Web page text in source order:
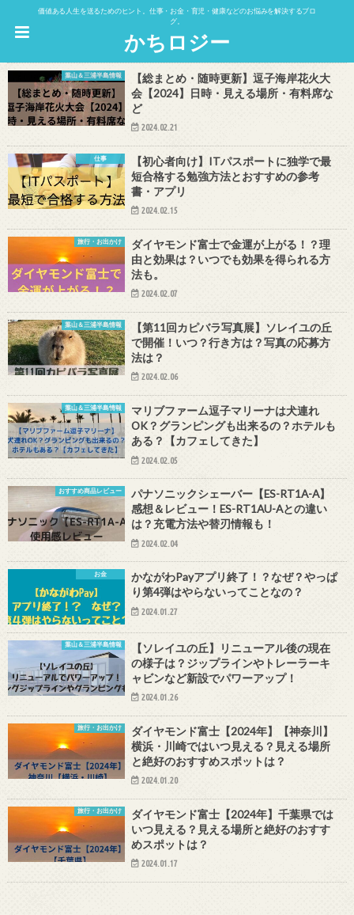
価値ある人生を送るためのヒント。仕事・お金・育児・健康などのお悩みを解決するブロ
グ。
かちロジー
葉山＆三浦半島情報
【総まとめ・随時更新】逗子海岸花火大
会【2024】日時・見える場所・有料席な
ど
2024.02.21
仕事
【初心者向け】ITパスポートに独学で最
短合格する勉強方法とおすすめの参考
書・アプリ
2024.02.15
旅行・お出かけ
ダイヤモンド富士で金運が上がる！？理
由と効果は？いつでも効果を得られる方
法も。
2024.02.07
葉山＆三浦半島情報
【第11回カピバラ写真展】ソレイユの丘
で開催！いつ？行き方は？写真の応募方
法は？
2024.02.06
葉山＆三浦半島情報
マリブファーム逗子マリーナは犬連れ
OK？グランピングも出来るの？ホテルも
ある？【カフェしてきた】
2024.02.05
おすすめ商品レビュー
パナソニックシェーバー【ES-RT1A-A】
感想＆レビュー！ES-RT1AU-Aとの違い
は？充電方法や替刃情報も！
2024.02.04
お金
かながわPayアプリ終了！？なぜ？やっぱ
り第4弾はやらないってことなの？
2024.01.27
葉山＆三浦半島情報
【ソレイユの丘】リニューアル後の現在
の様子は？ジップラインやトレーラーキ
ャビンなど新設でパワーアップ！
2024.01.26
旅行・お出かけ
ダイヤモンド富士【2024年】【神奈川】
横浜・川崎ではいつ見える？見える場所
と絶好のおすすめスポットは？
2024.01.20
旅行・お出かけ
ダイヤモンド富士【2024年】千葉県では
いつ見える？見える場所と絶好のおすす
めスポットは？
2024.01.17